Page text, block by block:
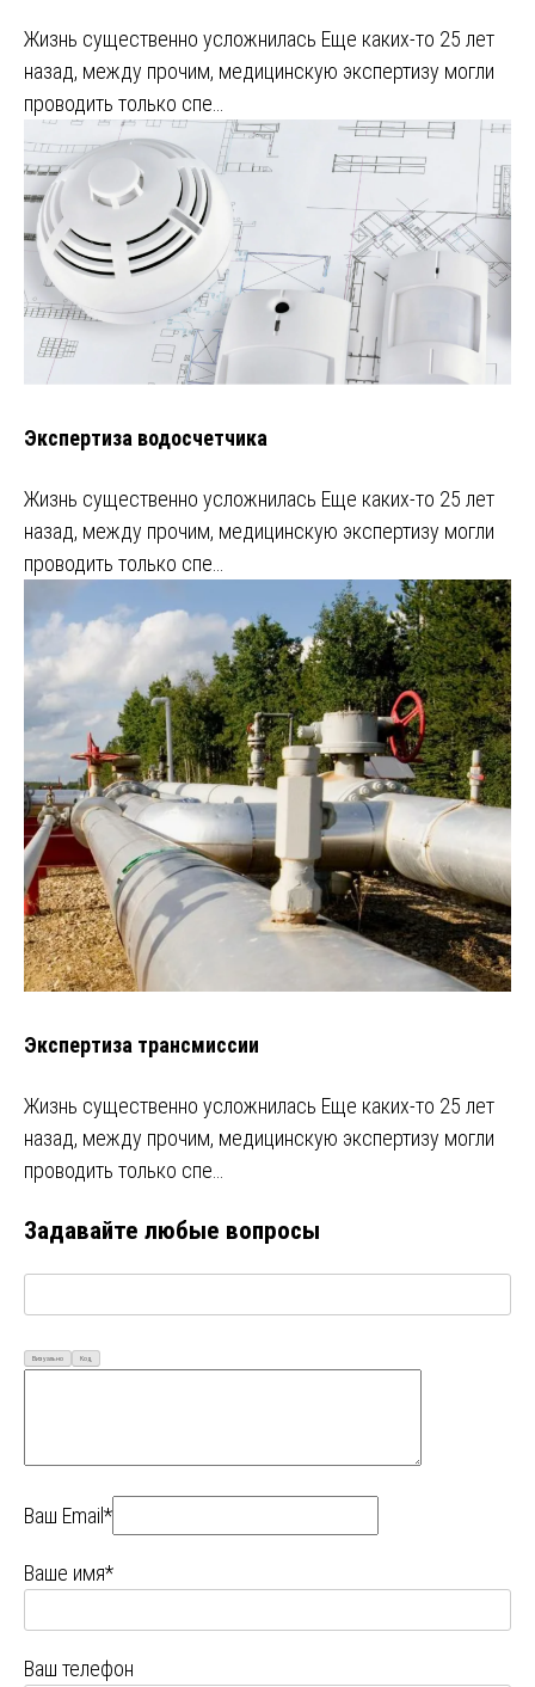
Жизнь существенно усложнилась Еще каких-то 25 лет
назад, между прочим, медицинскую экспертизу могли
проводить только спе…
Экспертиза водосчетчика
Жизнь существенно усложнилась Еще каких-то 25 лет
назад, между прочим, медицинскую экспертизу могли
проводить только спе…
Экспертиза трансмиссии
Жизнь существенно усложнилась Еще каких-то 25 лет
назад, между прочим, медицинскую экспертизу могли
проводить только спе…
Задавайте любые вопросы
Визуально Код
Ваш Email*
Ваше имя*
Ваш телефон